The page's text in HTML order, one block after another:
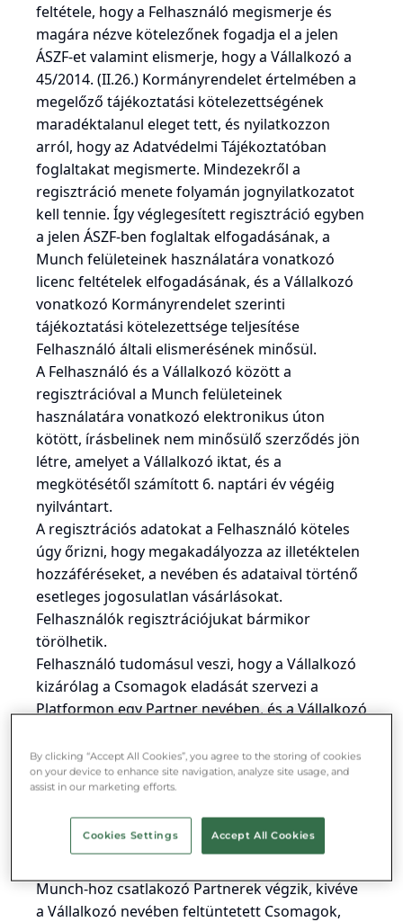
feltétele, hogy a Felhasználó megismerje és
magára nézve kötelezőnek fogadja el a jelen
ÁSZF-et valamint elismerje, hogy a Vállalkozó a
45/2014. (II.26.) Kormányrendelet értelmében a
megelőző tájékoztatási kötelezettségének
maradéktalanul eleget tett, és nyilatkozzon
arról, hogy az Adatvédelmi Tájékoztatóban
foglaltakat megismerte. Mindezekről a
regisztráció menete folyamán jognyilatkozatot
kell tennie. Így véglegesített regisztráció egyben
a jelen ÁSZF-ben foglaltak elfogadásának, a
Munch felületeinek használatára vonatkozó
licenc feltételek elfogadásának, és a Vállalkozó
vonatkozó Kormányrendelet szerinti
tájékoztatási kötelezettsége teljesítése
Felhasználó általi elismerésének minősül.
A Felhasználó és a Vállalkozó között a
regisztrációval a Munch felületeinek
használatára vonatkozó elektronikus úton
kötött, írásbelinek nem minősülő szerződés jön
létre, amelyet a Vállalkozó iktat, és a
megkötésétől számított 6. naptári év végéig
nyilvántart.
A regisztrációs adatokat a Felhasználó köteles
úgy őrizni, hogy megakadályozza az illetéktelen
hozzáféréseket, a nevében és adataival történő
esetleges jogosulatlan vásárlásokat.
Felhasználók regisztrációjukat bármikor
törölhetik.
Felhasználó tudomásul veszi, hogy a Vállalkozó
kizárólag a Csomagok eladását szervezi a
Platformon egy Partner nevében, és a Vállalkozó
szerződéses kapcsolat a Csomagok vagy a
Csomagok eladása tekintetében. A Vállalkozó
nem vállal felelősséget a Csomagokkal vagy a
Partner és a Felhasználó közötti megállapodás
teljesítésével kapcsolatban. Az ételek/
Munch-hoz csatlakozó Partnerek végzik, kivéve
a Vállalkozó nevében feltüntetett Csomagok,
By clicking “Accept All Cookies”, you agree to the storing of cookies
on your device to enhance site navigation, analyze site usage, and
assist in our marketing efforts.
Cookies Settings Accept All Cookies